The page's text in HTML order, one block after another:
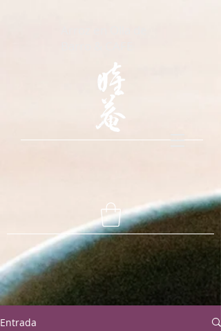
Entrada